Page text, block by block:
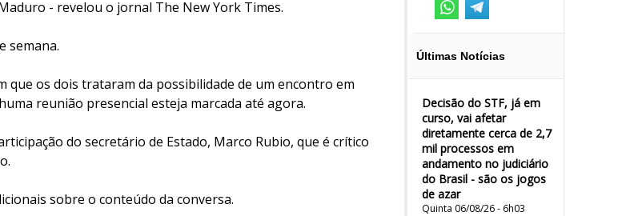
Últimas Notícias
Decisão do STF, já em
curso, vai afetar
diretamente cerca de 2,7
mil processos em
andamento no judiciário
do Brasil - são os jogos
de azar
Quinta 06/08/26 - 6h03
- revelou o jornal The New York Times.
semana.
que os dois trataram da possibilidade de um encontro em
reunião presencial esteja marcada até agora.
do secretário de Estado, Marco Rubio, que é crítico
sobre o conteúdo da conversa.